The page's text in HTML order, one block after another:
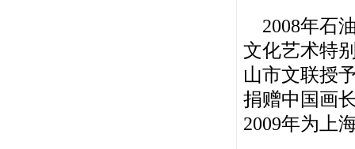
2008年石
文化艺术特
山市文联授
捐赠中国画
2009年为上